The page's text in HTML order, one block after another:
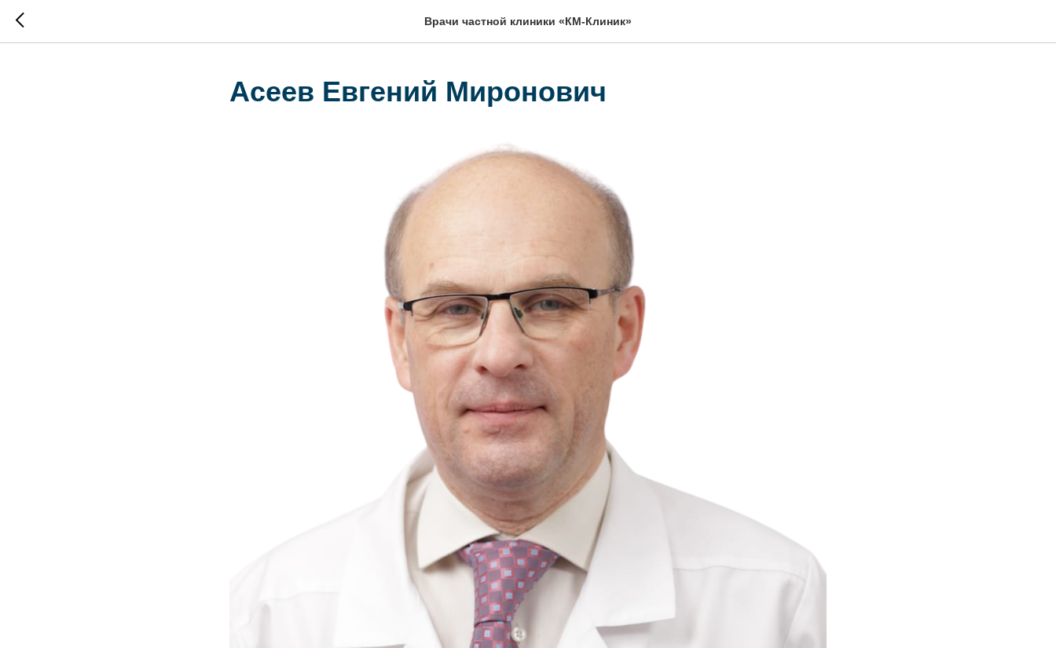
Врачи частной клиники «КМ-Клиник»
Асеев Евгений Миронович